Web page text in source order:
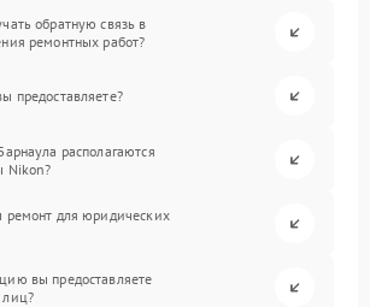
обратную связь в
ремонтных работ?
предоставляете?
располагаются
Nikon?
ремонт для юридических
вы предоставляете